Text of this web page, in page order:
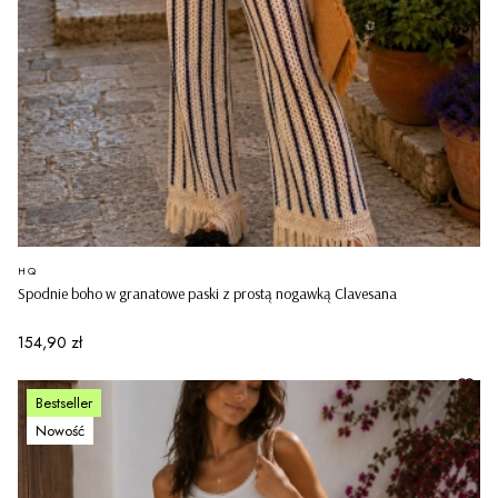
Spodnie boho w granatowe paski z prostą nogawką Clavesana
PRODUCENT
HQ
Cena
154,90 zł
Bestseller
Nowość